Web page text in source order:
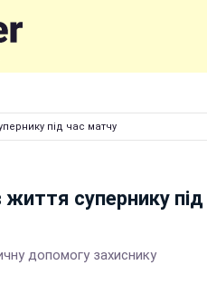
під час матчу
супернику під
допомогу захиснику